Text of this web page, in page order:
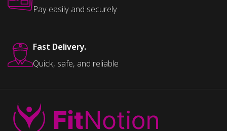
Pay easily and securely
Fast Delivery.
Quick, safe, and reliable